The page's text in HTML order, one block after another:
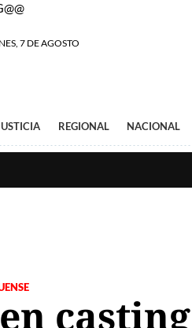
7 DE AGOSTO
REGIONAL NACIONAL